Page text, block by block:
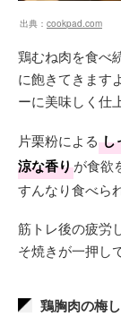
出典： cookpad.com
鶏むね肉を食べ
に飽きてきます
ーに美味しく仕
片栗粉による し
涼な香りが食欲
すんなり食べら
筋トレ後の疲労
そ焼きが一押し
鶏胸肉の梅